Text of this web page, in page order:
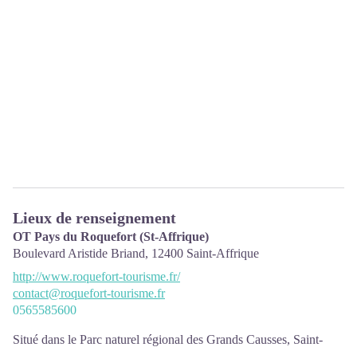
Lieux de renseignement
OT Pays du Roquefort (St-Affrique)
Boulevard Aristide Briand, 12400 Saint-Affrique
http://www.roquefort-tourisme.fr/
contact@roquefort-tourisme.fr
0565585600
Situé dans le Parc naturel régional des Grands Causses, Saint-